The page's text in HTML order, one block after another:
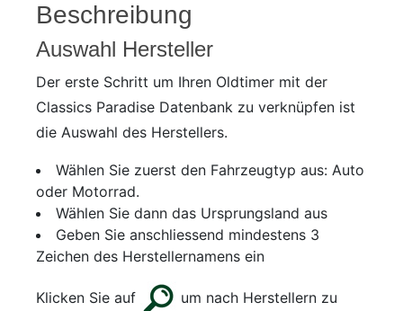
Beschreibung
Auswahl Hersteller
Der erste Schritt um Ihren Oldtimer mit der
Classics Paradise Datenbank zu verknüpfen ist
die Auswahl des Herstellers.
Wählen Sie zuerst den Fahrzeugtyp aus: Auto
oder Motorrad.
Wählen Sie dann das Ursprungsland aus
Geben Sie anschliessend mindestens 3
Zeichen des Herstellernamens ein
Klicken Sie auf
um nach Herstellern zu